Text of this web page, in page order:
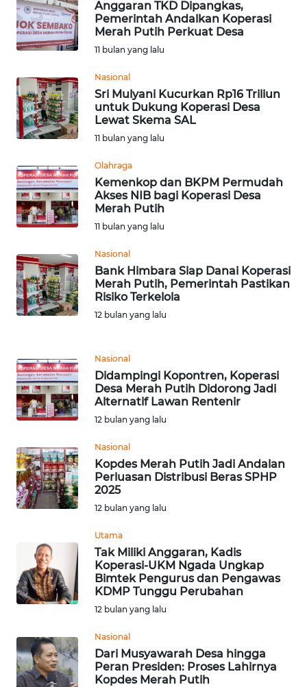
Anggaran TKD Dipangkas,
Pemerintah Andalkan Koperasi
Merah Putih Perkuat Desa
11 bulan yang lalu
Nasional
Sri Mulyani Kucurkan Rp16 Triliun
untuk Dukung Koperasi Desa
Lewat Skema SAL
11 bulan yang lalu
Olahraga
Kemenkop dan BKPM Permudah
Akses NIB bagi Koperasi Desa
Merah Putih
11 bulan yang lalu
Nasional
Bank Himbara Siap Danai Koperasi
Merah Putih, Pemerintah Pastikan
Risiko Terkelola
12 bulan yang lalu
Nasional
Didampingi Kopontren, Koperasi
Desa Merah Putih Didorong Jadi
Alternatif Lawan Rentenir
12 bulan yang lalu
Nasional
Kopdes Merah Putih Jadi Andalan
Perluasan Distribusi Beras SPHP
2025
12 bulan yang lalu
Utama
Tak Miliki Anggaran, Kadis
Koperasi-UKM Ngada Ungkap
Bimtek Pengurus dan Pengawas
KDMP Tunggu Perubahan
12 bulan yang lalu
Nasional
Dari Musyawarah Desa hingga
Peran Presiden: Proses Lahirnya
Kopdes Merah Putih
WN
JATENG
WN
NUSANTARA
WN
WN
JATIM
BALI
WN
KALBAR
KALTENG
WN
KALTARA
KALSEL
WN
KALTIM
WN
SULSEL
WN
WN
SULUT